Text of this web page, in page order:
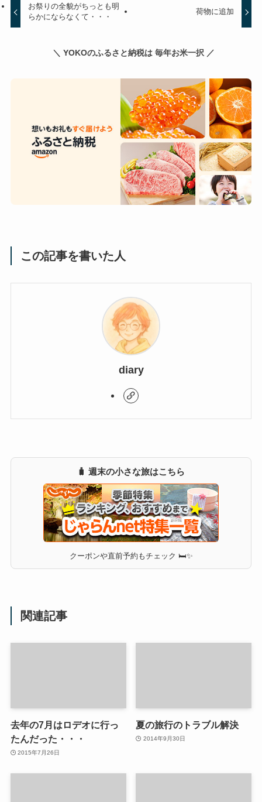
お祭りの全貌がちっとも明
らかにならなくて・・・
荷物に追加
＼ YOKOのふるさと納税は 毎年お米一択 ／
この記事を書いた人
diary
🧳 週末の小さな旅はこちら
クーポンや直前予約もチェック 🛏✨
関連記事
去年の7月はロデオに行っ
たんだった・・・
2015年7月26日
夏の旅行のトラブル解決
2014年9月30日